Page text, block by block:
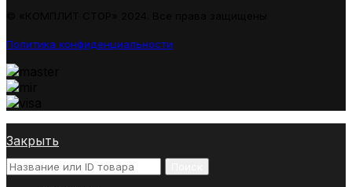
Политика конфиденциальности
Закрыть